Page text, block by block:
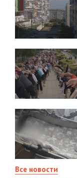
Все новости